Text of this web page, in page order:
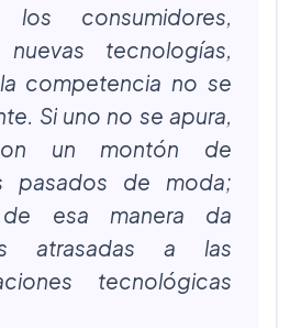
consumidores,
nuevas tecnologías,
competencia no se
Si uno no se apura,
un montón de
pasados de moda;
de esa manera da
atrasadas a las
tecnológicas